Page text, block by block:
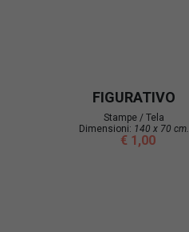
FIGURATIVO
Stampe / Tela
Dimensioni: 140 x 70 cm.
€ 1,00